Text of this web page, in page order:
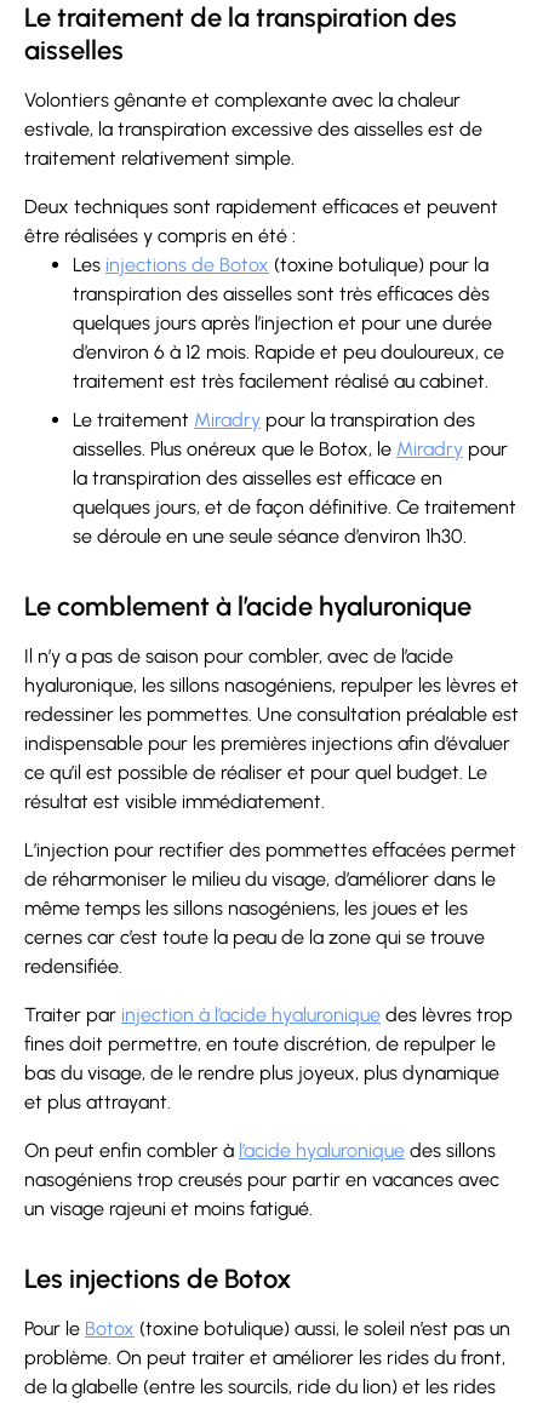
Le traitement de la transpiration des
aisselles
Volontiers gênante et complexante avec la chaleur
estivale, la transpiration excessive des aisselles est de
traitement relativement simple.
Deux techniques sont rapidement efficaces et peuvent
être réalisées y compris en été :
Les injections de Botox (toxine botulique) pour la
transpiration des aisselles sont très efficaces dès
quelques jours après l’injection et pour une durée
d’environ 6 à 12 mois. Rapide et peu douloureux, ce
traitement est très facilement réalisé au cabinet.
Le traitement Miradry pour la transpiration des
aisselles. Plus onéreux que le Botox, le Miradry pour
la transpiration des aisselles est efficace en
quelques jours, et de façon définitive. Ce traitement
se déroule en une seule séance d’environ 1h30.
Le comblement à l’acide hyaluronique
Il n’y a pas de saison pour combler, avec de l’acide
hyaluronique, les sillons nasogéniens, repulper les lèvres et
redessiner les pommettes. Une consultation préalable est
indispensable pour les premières injections afin d’évaluer
ce qu’il est possible de réaliser et pour quel budget. Le
résultat est visible immédiatement.
L’injection pour rectifier des pommettes effacées permet
de réharmoniser le milieu du visage, d’améliorer dans le
même temps les sillons nasogéniens, les joues et les
cernes car c’est toute la peau de la zone qui se trouve
redensifiée.
Traiter par injection à l’acide hyaluronique des lèvres trop
fines doit permettre, en toute discrétion, de repulper le
bas du visage, de le rendre plus joyeux, plus dynamique
et plus attrayant.
On peut enfin combler à l’acide hyaluronique des sillons
nasogéniens trop creusés pour partir en vacances avec
un visage rajeuni et moins fatigué.
Les injections de Botox
Pour le Botox (toxine botulique) aussi, le soleil n’est pas un
problème. On peut traiter et améliorer les rides du front,
de la glabelle (entre les sourcils, ride du lion) et les rides